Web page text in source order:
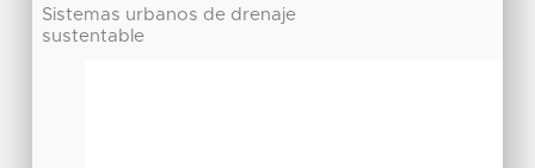
Sistemas urbanos de drenaje
sustentable